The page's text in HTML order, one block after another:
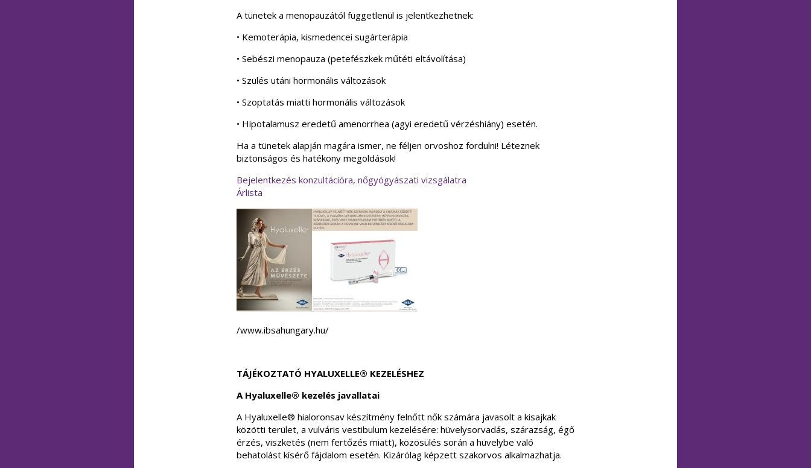
A tünetek a menopauzától függetlenül is jelentkezhetnek:
• Kemoterápia, kismedencei sugárterápia
• Sebészi menopauza (petefészkek műtéti eltávolítása)
• Szülés utáni hormonális változások
• Szoptatás miatti hormonális változások
• Hipotalamusz eredetű amenorrhea (agyi eredetű vérzéshiány) esetén.
Ha a tünetek alapján magára ismer, ne féljen orvoshoz fordulni! Léteznek
biztonságos és hatékony megoldások!
Bejelentkezés konzultációra, nőgyógyászati vizsgálatra
Árlista
/www.ibsahungary.hu/
TÁJÉKOZTATÓ HYALUXELLE® KEZELÉSHEZ
A Hyaluxelle® kezelés javallatai
A Hyaluxelle® hialoronsav készítmény felnőtt nők számára javasolt a kisajkak
közötti terület, a vulváris vestibulum kezelésére: hüvelysorvadás, szárazság, égő
érzés, viszketés (nem fertőzés miatt), közösülés során a hüvelybe való
behatolást kísérő fájdalom esetén. Kizárólag képzett szakorvos alkalmazhatja.